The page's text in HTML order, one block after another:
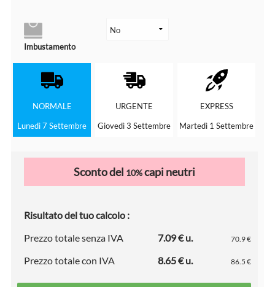
Imbustamento
NORMALE
Lunedì 7 Settembre
URGENTE
Giovedì 3 Settembre
EXPRESS
Martedì 1 Settembre
Sconto del 10%capi neutri
Risultato del tuo calcolo :
Prezzo totale senza IVA
7.09 € u. 70.9 €
Prezzo totale con IVA 8.65 € u. 86.5 €